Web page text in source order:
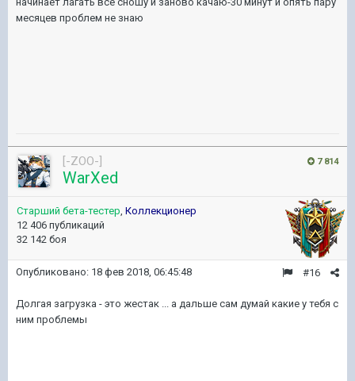
месяцев проблем не знаю
7 814
[-ZOO-]
WarXed
Старший бета-тестер, Коллекционер
12 406 публикаций
32 142 боя
#16
Опубликовано: 18 фев 2018, 06:45:48
Долгая загрузка - это жестак ... а дальше сам думай какие у тебя с
ним проблемы